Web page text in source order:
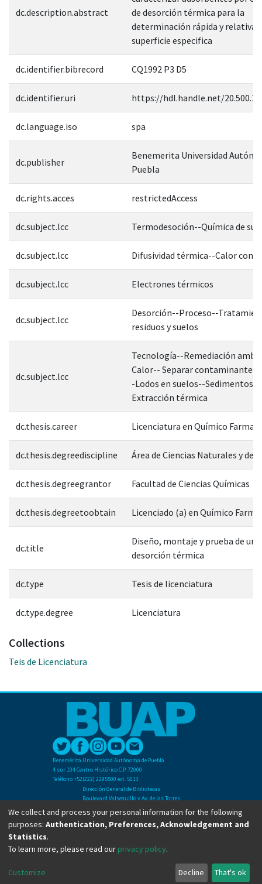
dc.description.abstract
de desorción térmica para la
determinación rápida y relativa
superficie especifica
dc.identifier.bibrecord CQ1992 P3 D5
dc.identifier.uri https://hdl.handle.net/
dc.language.iso spa
dc.publisher
Benemerita Universidad
Puebla
dc.rights.acces restrictedAccess
dc.subject.lcc Termodesoción--Química de
dc.subject.lcc Difusividad térmica--Calor
dc.subject.lcc Electrones térmicos
dc.subject.lcc
Desorción--Proceso--
residuos y suelos
dc.subject.lcc
Tecnología--Remediación
Calor-- Separar contaminantes
-Lodos en suelos--Sedimentos--
Extracción térmica
dc.thesis.career Licenciatura en Químico
dc.thesis.degreediscipline Área de Ciencias Naturales y de
dc.thesis.degreegrantor Facultad de Ciencias Químicas
dc.thesis.degreetoobtain Licenciado (a) en Químico
dc.title
Diseño, montaje y prueba de un
desorción térmica
dc.type Tesis de licenciatura
dc.type.degree Licenciatura
Collections
Teis de Licenciatura
Benemérita Universidad Autónoma de Puebla
4 sur 104 Centro Histórico C.P. 72000
Teléfono +52(222) 2295500 ext. 5013
Dirección General de Bibliotecas
Boulevard Valsequillo y Av. de las Torres
Ciudad Universitaria. Col. San Manuel
C.P. 72570
Teléfono +52 (222) 2295500 Ext 2901
Copyright © Dirección General de Bibliotecas - BUAP 2024. All right reserved.
We collect and process your personal information for the following
purposes: Authentication, Preferences, Acknowledgement and
Statistics.
To learn more, please read our privacy policy.
Customize Decline That's ok